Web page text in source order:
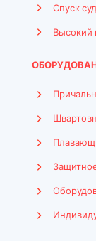
Спуск
Высокий